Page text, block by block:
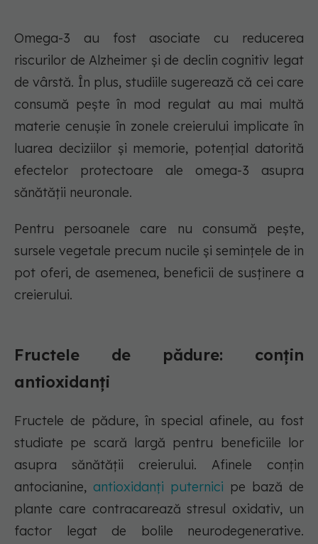
Omega-3 au fost asociate cu reducerea
riscurilor de Alzheimer și de declin cognitiv legat
de vârstă. În plus, studiile sugerează că cei care
consumă pește în mod regulat au mai multă
materie cenușie în zonele creierului implicate în
luarea deciziilor și memorie, potențial datorită
efectelor protectoare ale omega-3 asupra
sănătății neuronale.
Pentru persoanele care nu consumă pește,
sursele vegetale precum nucile și semințele de in
pot oferi, de asemenea, beneficii de susținere a
creierului.
Fructele de pădure: conțin
antioxidanți
Fructele de pădure, în special afinele, au fost
studiate pe scară largă pentru beneficiile lor
asupra sănătății creierului. Afinele conțin
antocianine, antioxidanți puternici pe bază de
plante care contracarează stresul oxidativ, un
factor legat de bolile neurodegenerative.